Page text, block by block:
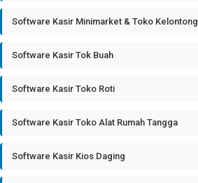
Software Kasir Minimarket & Toko Kelontong
Software Kasir Tok Buah
Software Kasir Toko Roti
Software Kasir Toko Alat Rumah Tangga
Software Kasir Kios Daging